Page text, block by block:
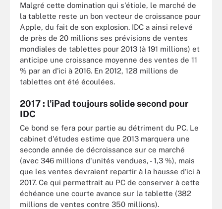
Malgré cette domination qui s'étiole, le marché de
la tablette reste un bon vecteur de croissance pour
Apple, du fait de son explosion. IDC a ainsi relevé
de près de 20 millions ses prévisions de ventes
mondiales de tablettes pour 2013 (à 191 millions) et
anticipe une croissance moyenne des ventes de 11
% par an d'ici à 2016. En 2012, 128 millions de
tablettes ont été écoulées.
2017 : l'iPad toujours solide second pour
IDC
Ce bond se fera pour partie au détriment du PC. Le
cabinet d'études estime que 2013 marquera une
seconde année de décroissance sur ce marché
(avec 346 millions d'unités vendues, - 1,3 %), mais
que les ventes devraient repartir à la hausse d'ici à
2017. Ce qui permettrait au PC de conserver à cette
échéance une courte avance sur la tablette (382
millions de ventes contre 350 millions).